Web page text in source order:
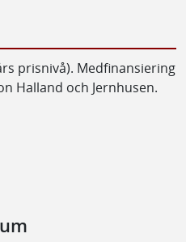
prisnivå). Medfinansiering
Halland och Jernhusen.